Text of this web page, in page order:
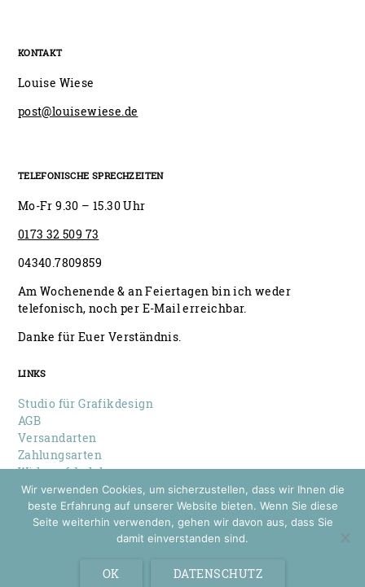
KONTAKT
Louise Wiese
post@louisewiese.de
TELEFONISCHE SPRECHZEITEN
Mo-Fr 9.30 – 15.30 Uhr
0173 32 509 73
04340.7809859
Am Wochenende & an Feiertagen bin ich weder
telefonisch, noch per E-Mail erreichbar.
Danke für Euer Verständnis.
LINKS
Studio für Grafikdesign
AGB
Versandarten
Zahlungsarten
Widerrufsbelehrung
Datenschutz
Impressum
© 2026 Louise Wiese
Wir verwenden Cookies, um sicherzustellen, dass wir Ihnen die
beste Erfahrung auf unserer Website bieten. Wenn Sie diese
Seite weiterhin verwenden, gehen wir davon aus, dass Sie
damit einverstanden sind.
OK DATENSCHUTZ